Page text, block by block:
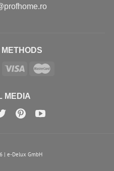
METHODS
MEDIA
| e-Delux GmbH